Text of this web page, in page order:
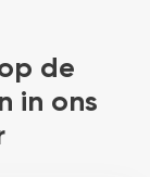
de
in ons